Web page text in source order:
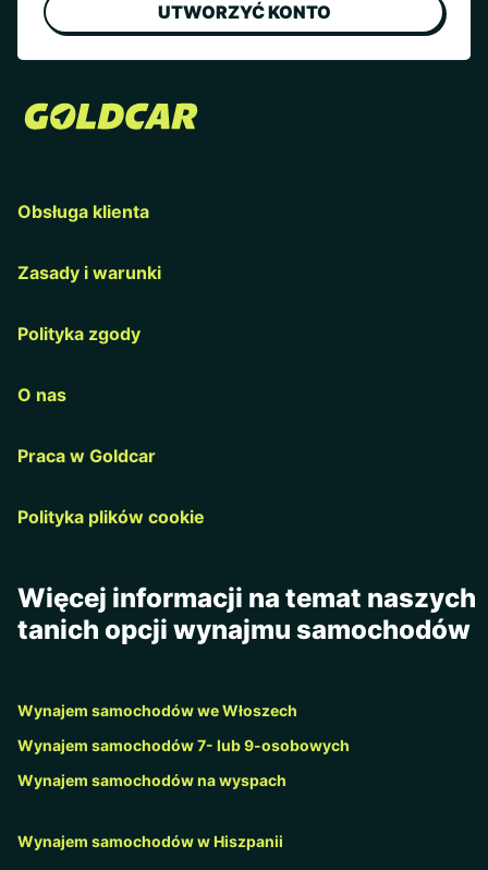
UTWORZYĆ KONTO
Obsługa klienta
Zasady i warunki
Polityka zgody
O nas
Praca w Goldcar
Polityka plików cookie
Więcej informacji na temat naszych
tanich opcji wynajmu samochodów
Wynajem samochodów we Włoszech
Wynajem samochodów 7- lub 9-osobowych
Wynajem samochodów na wyspach
Wynajem samochodów w Hiszpanii